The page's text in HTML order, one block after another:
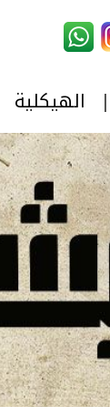
الهيكلية